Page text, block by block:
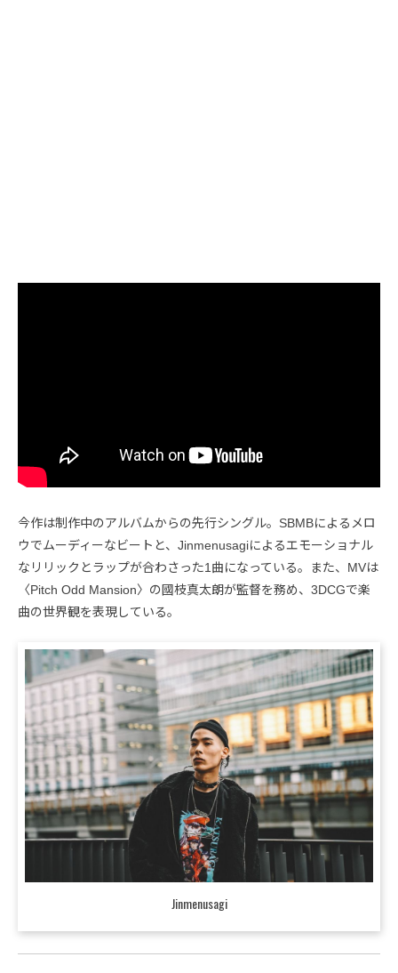
今作は制作中のアルバムからの先行シングル。SBMBによるメロ
ウでムーディーなビートと、Jinmenusagiによるエモーショナル
なリリックとラップが合わさった1曲になっている。また、MVは
〈Pitch Odd Mansion〉の國枝真太朗が監督を務め、3DCGで楽
曲の世界観を表現している。
Jinmenusagi